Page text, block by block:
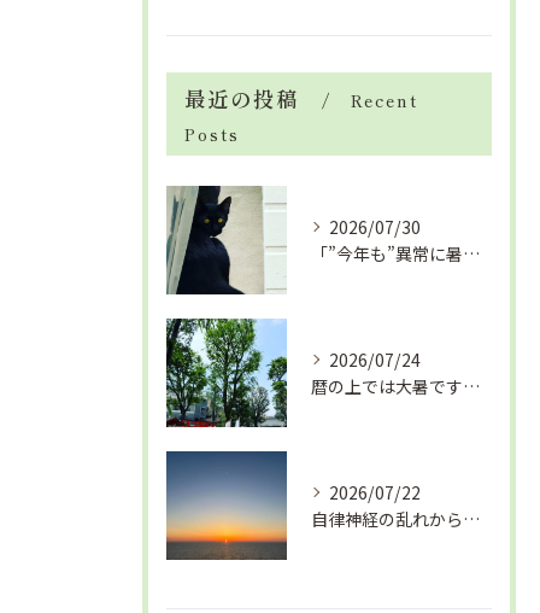
最近の投稿
Recent
Posts
2026/07/30
「”今年も”異常に暑い夏」酷暑+冷房＝夏風邪、腰痛、ひざの痛...
2026/07/24
暦の上では大暑です！腰痛や肩こりから来る頭痛
2026/07/22
自律神経の乱れから生活習慣病、血液循環の滞り